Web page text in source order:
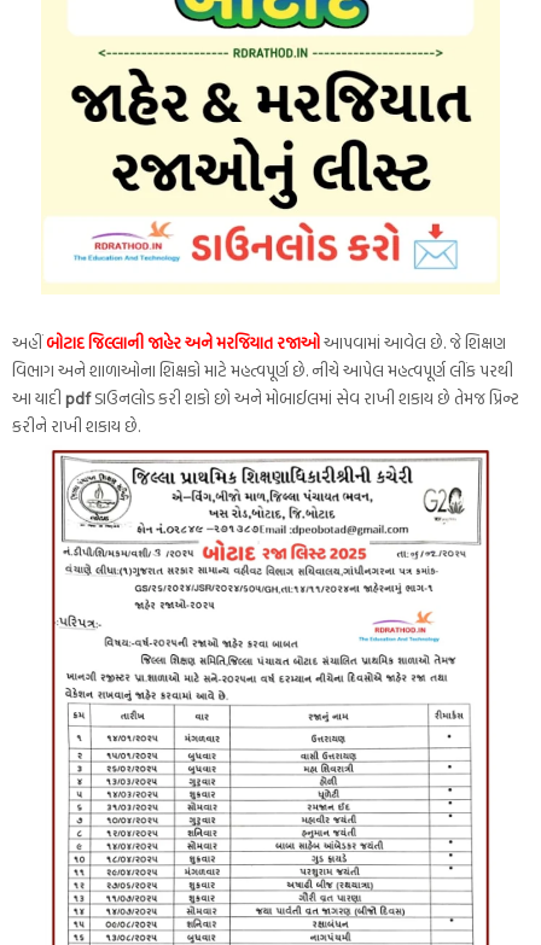
અહીંબોટાદ જિલ્લાની જાહેર અને મરજિયાત રજાઓઆપવામાં આવેલ છે. જે શિક્ષણ
વિભાગ અને શાળાઓના શિક્ષકો માટે મહત્વપૂર્ણ છે. નીચે આપેલ મહત્વપૂર્ણ લીંક પરથી
આ યાદીpdfડાઉનલોડ કરી શકો છો અને મોબાઈલમાં સેવ રાખી શકાય છે તેમજ પ્રિન્ટ
કરીને રાખી શકાય છે.